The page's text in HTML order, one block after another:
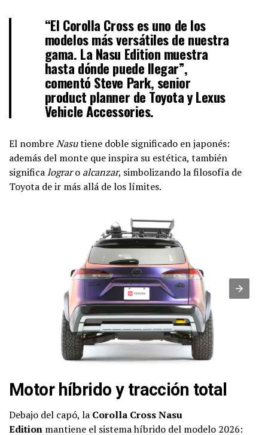
“El Corolla Cross es uno de los
modelos más versátiles de nuestra
gama. La Nasu Edition muestra
hasta dónde puede llegar”,
comentó Steve Park, senior
product planner de Toyota y Lexus
Vehicle Accessories.
El nombreNasutiene doble significado en japonés:
además del monte que inspira su estética, también
significalograro alcanzar, simbolizando la filosofía de
Toyota de ir más allá de los límites.
Motor híbrido y tracción total
Debajo del capó, la Corolla Cross Nasu
Edition mantiene el sistema híbrido del modelo 2026: